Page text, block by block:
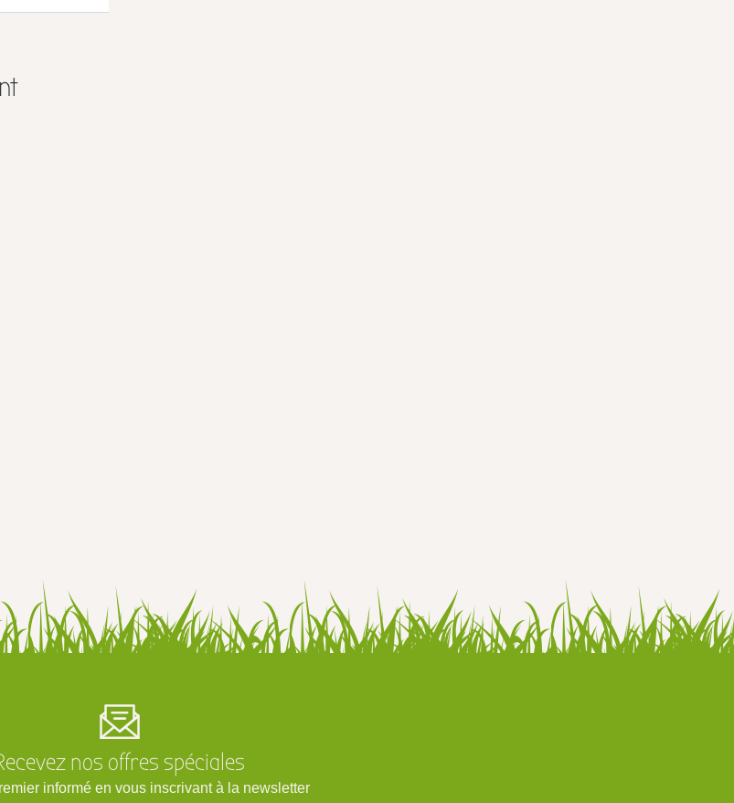
nos offres spéciales
informé en vous inscrivant à la newsletter